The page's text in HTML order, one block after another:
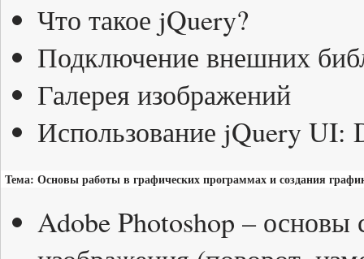
Что такое jQuery?
Подключение внешних
Галерея изображений
Использование jQuery UI:
Тема: Основы работы в графических программах и создания
Adobe Photoshop – основы